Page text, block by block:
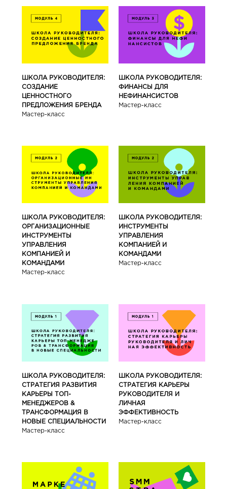
ШКОЛА РУКОВОДИТЕЛЯ:
СОЗДАНИЕ
ЦЕННОСТНОГО
ПРЕДЛОЖЕНИЯ БРЕНДА
Мастер-класс
ШКОЛА РУКОВОДИТЕЛЯ:
ФИНАНСЫ ДЛЯ
НЕФИНАНСИСТОВ
Мастер-класс
ШКОЛА РУКОВОДИТЕЛЯ:
ОРГАНИЗАЦИОННЫЕ
ИНСТРУМЕНТЫ
УПРАВЛЕНИЯ
КОМПАНИЕЙ И
КОМАНДАМИ
Мастер-класс
ШКОЛА РУКОВОДИТЕЛЯ:
ИНСТРУМЕНТЫ
УПРАВЛЕНИЯ
КОМПАНИЕЙ И
КОМАНДАМИ
Мастер-класс
ШКОЛА РУКОВОДИТЕЛЯ:
СТРАТЕГИЯ РАЗВИТИЯ
КАРЬЕРЫ ТОП-
МЕНЕДЖЕРОВ &
ТРАНСФОРМАЦИЯ В
НОВЫЕ СПЕЦИАЛЬНОСТИ
Мастер-класс
ШКОЛА РУКОВОДИТЕЛЯ:
СТРАТЕГИЯ КАРЬЕРЫ
РУКОВОДИТЕЛЯ И
ЛИЧНАЯ
ЭФФЕКТИВНОСТЬ
Мастер-класс